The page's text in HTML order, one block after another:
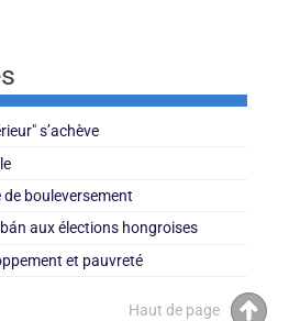
s’achève
bouleversement
aux élections hongroises
et pauvreté
Haut de page